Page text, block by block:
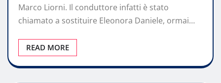
Marco Liorni. Il conduttore infatti è stato
chiamato a sostituire Eleonora Daniele, ormai…
READ MORE